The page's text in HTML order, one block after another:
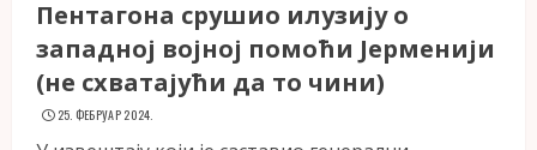
Пентагона срушио илузију о
западној војној помоћи Јерменији
(не схватајући да то чини)
25. ФЕБРУАР 2024.